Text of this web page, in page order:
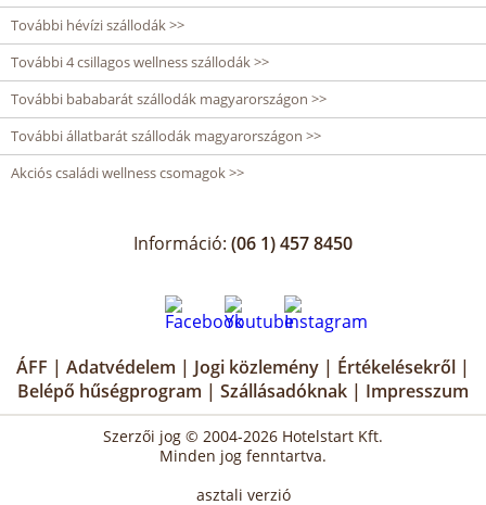
További hévízi szállodák >>
További 4 csillagos wellness szállodák >>
További bababarát szállodák magyarországon >>
További állatbarát szállodák magyarországon >>
Akciós családi wellness csomagok >>
Információ: (06 1) 457 8450
ÁFF | Adatvédelem | Jogi közlemény | Értékelésekről |
Belépő hűségprogram | Szállásadóknak | Impresszum
Szerzői jog © 2004-2026 Hotelstart Kft.
Minden jog fenntartva.
asztali verzió